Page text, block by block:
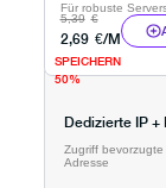
Für robuste
5,39 €
SPEICHERN
50%
2,69 €/M
Dedizierte IP
Zugriff
Adresse